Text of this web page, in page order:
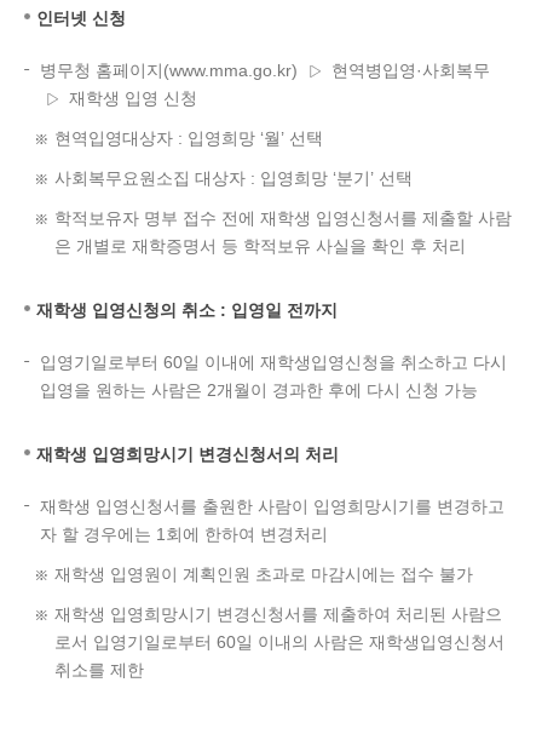
인터넷 신청
병무청 홈페이지(www.mma.go.kr)
현역병입영·사회복무
재학생 입영 신청
현역입영대상자 : 입영희망 ‘월’ 선택
사회복무요원소집 대상자 : 입영희망 ‘분기’ 선택
학적보유자 명부 접수 전에 재학생 입영신청서를 제출할 사람
은 개별로 재학증명서 등 학적보유 사실을 확인 후 처리
재학생 입영신청의 취소 : 입영일 전까지
입영기일로부터 60일 이내에 재학생입영신청을 취소하고 다시
입영을 원하는 사람은 2개월이 경과한 후에 다시 신청 가능
재학생 입영희망시기 변경신청서의 처리
재학생 입영신청서를 출원한 사람이 입영희망시기를 변경하고
자 할 경우에는 1회에 한하여 변경처리
재학생 입영원이 계획인원 초과로 마감시에는 접수 불가
재학생 입영희망시기 변경신청서를 제출하여 처리된 사람으
로서 입영기일로부터 60일 이내의 사람은 재학생입영신청서
취소를 제한